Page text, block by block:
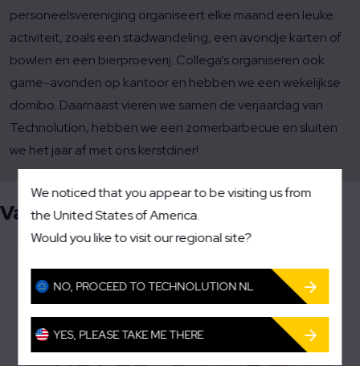
personeelsvereniging organiseert elke maand een leuke
activiteit, zoals een stadwandeling, een avondje karten of
bowlen en een bierproeverij. Collega’s organiseren ook
game-avonden op kantoor en hebben we een wekelijkse
domibo. Daarnaast vieren we samen de verjaardag van
Technolution, hebben we een zomerbarbecue en sluiten
we het jaar af met ons kerstdiner!
Vacatures
We noticed that you appear to be visiting us from
the United States of America.
Would you like to visit our regional site?
NO, PROCEED TO TECHNOLUTION NL
YES, PLEASE TAKE ME THERE